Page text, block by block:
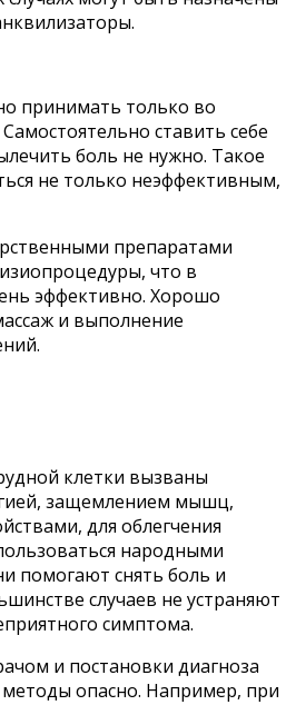
принимать только во
ставить себе
боль не нужно. Такое
не только неэффективным,
препаратами
что в
эффективно. Хорошо
и выполнение
клетки вызваны
защемлением мышц,
для облегчения
народными
помогают снять боль и
случаев не устраняют
симптома.
и постановки диагноза
опасно. Например, при